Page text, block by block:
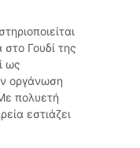
Γουδί της
ως
οργάνωση
πολυετή
εστιάζει